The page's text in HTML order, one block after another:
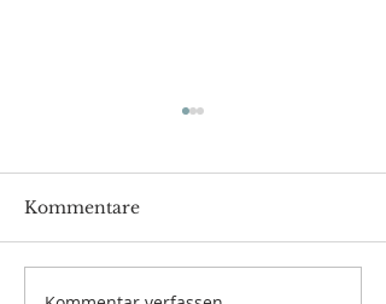
Kommentare